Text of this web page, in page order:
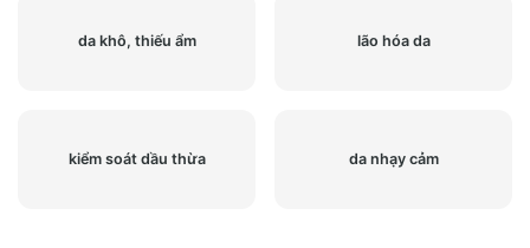
da khô, thiếu ẩm lão hóa da
kiểm soát dầu thừa da nhạy cảm